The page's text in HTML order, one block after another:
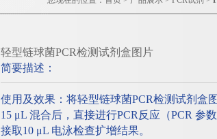
轻型链球菌PCR检测试剂盒图片
简要描述：
使用及效果：将轻型链球菌PCR检测试剂盒
15 μL 混合后，直接进行PCR反应（PCR 参
接取10 μL 电泳检查扩增结果。